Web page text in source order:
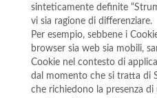
sinteticamente definite
vi sia ragione di differenziare.
Per esempio, sebbene i
browser sia web sia mobili,
Cookie nel contesto di
dal momento che si tratta di
che richiedono la presenza